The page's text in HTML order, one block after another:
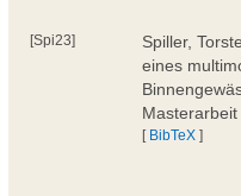
[Spi23]
Spiller,
eines
[ BibTeX ]